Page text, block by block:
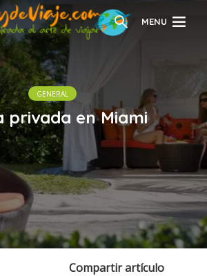
MENU
GENERAL
privada en Miami
Compartir artículo